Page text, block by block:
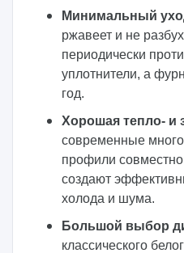
Минимальный
ржавеет и не
периодически
уплотнители, а
год.
Хорошая тепло- и
современные
профили совместно
создают
холода и шума.
Большой выбор
классического